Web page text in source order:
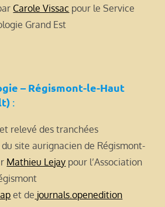
Carole Vissac pour le Service
Grand Est
– Régismont-le-Haut
:
relevé des tranchées
site aurignacien de Régismont-
Mathieu Lejay pour l’Association
et de journals.openedition